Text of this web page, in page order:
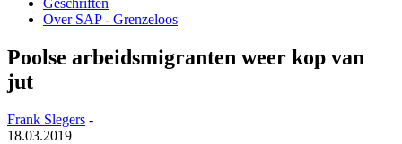
Over SAP - Grenzeloos
Poolse arbeidsmigranten weer kop van
jut
Frank Slegers -
18.03.2019